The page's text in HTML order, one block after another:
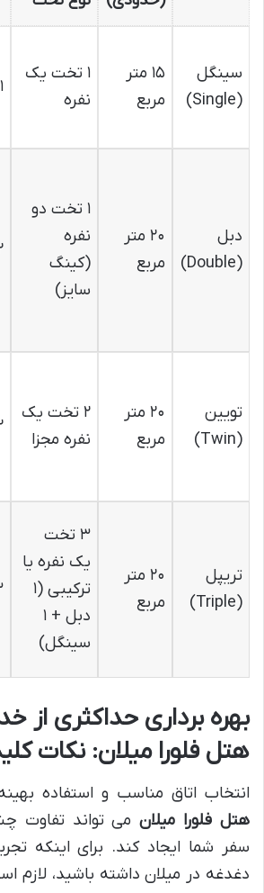
سینگل
(Single)
۱۵ متر
مربع
۱ تخت یک
نفره
۱ نفر
دبل
(Double)
۲۰ متر
مربع
۱ تخت دو
نفره
(کینگ
سایز)
۲
تویین
(Twin)
۲۰ متر
مربع
۲ تخت یک
نفره مجزا
۲
تریپل
(Triple)
۲۰ متر
مربع
۳ تخت
یک نفره یا
ترکیبی (۱
دبل + ۱
سینگل)
بهره برداری حداکثری از
هتل فلورا میلان: نکات
انتخاب اتاق مناسب و استفاده
هتل فلورا میلانمی تواند تفاوت
سفر شما ایجاد کند. برای اینکه
دغدغه در میلان داشته باشید، لازم